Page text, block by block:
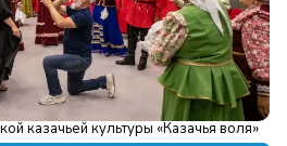
казачьей культуры «Казачья воля»